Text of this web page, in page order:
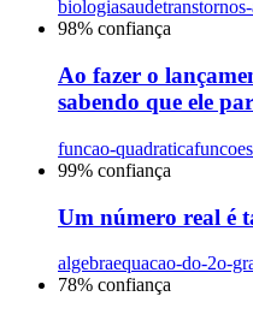
biologiasaude
98% confiança
Ao fazer o
sabendo que ele
funcao-quadraticafuncoes
99% confiança
Um número real é
algebraequacao-do-2o-
78% confiança